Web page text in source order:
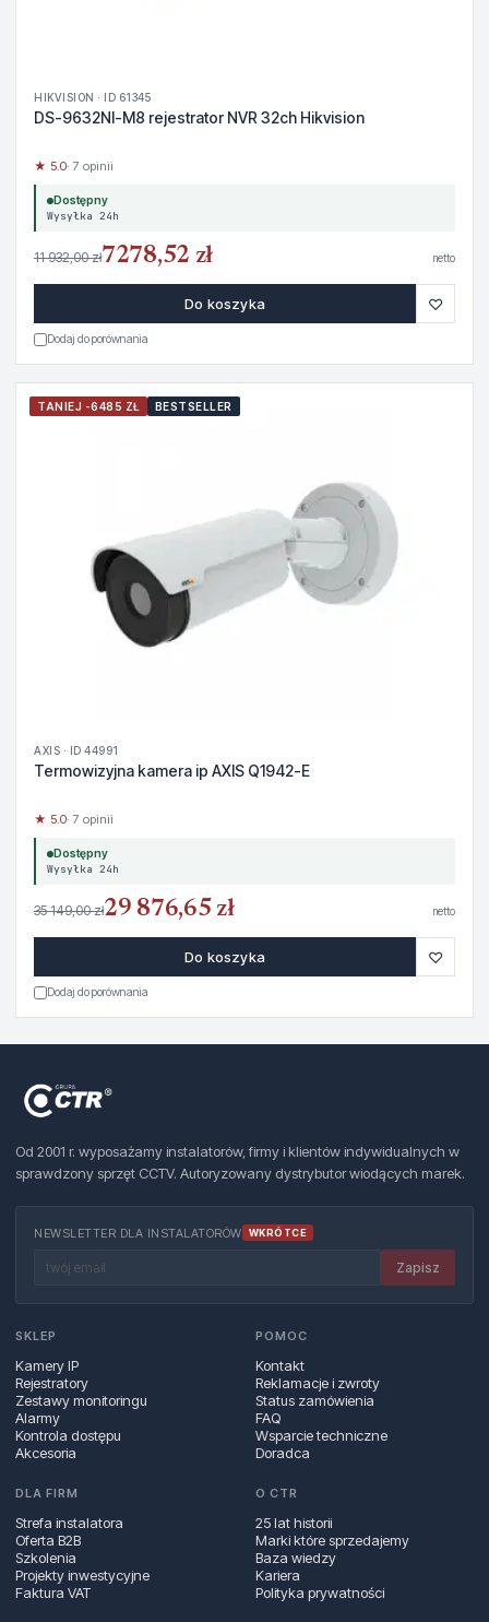
HIKVISION · ID 61345
DS-9632NI-M8 rejestrator NVR 32ch Hikvision
★ 5.0· 7 opinii
Dostępny
Wysyłka 24h
11 932,00 zł7278,52 zł netto
Do koszyka ♡
Dodaj do porównania
TANIEJ -6485 ZŁ BESTSELLER
AXIS · ID 44991
Termowizyjna kamera ip AXIS Q1942-E
★ 5.0· 7 opinii
Dostępny
Wysyłka 24h
35 149,00 zł29 876,65 zł netto
Do koszyka ♡
Dodaj do porównania
Od 2001 r. wyposażamy instalatorów, firmy i klientów indywidualnych w
sprawdzony sprzęt CCTV. Autoryzowany dystrybutor wiodących marek.
NEWSLETTER DLA INSTALATORÓW WKRÓTCE
Zapisz
SKLEP
Kamery IP
Rejestratory
Zestawy monitoringu
Alarmy
Kontrola dostępu
Akcesoria
POMOC
Kontakt
Reklamacje i zwroty
Status zamówienia
FAQ
Wsparcie techniczne
Doradca
DLA FIRM
Strefa instalatora
Oferta B2B
Szkolenia
Projekty inwestycyjne
Faktura VAT
O CTR
25 lat historii
Marki które sprzedajemy
Baza wiedzy
Kariera
Polityka prywatności